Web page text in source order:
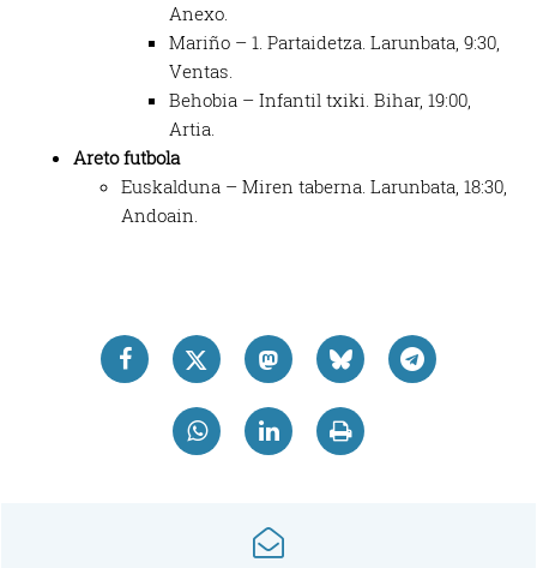
Anexo.
Mariño – 1. Partaidetza. Larunbata, 9:30,
Ventas.
Behobia – Infantil txiki. Bihar, 19:00,
Artia.
Areto futbola
Euskalduna – Miren taberna. Larunbata, 18:30,
Andoain.